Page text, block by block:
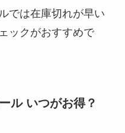
では在庫切れが早い
ックがおすすめで
ル いつがお得？